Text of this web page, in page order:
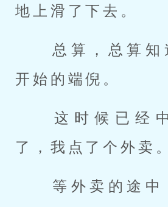
地上滑了下去。
开始的端倪。
了，我点了个外卖